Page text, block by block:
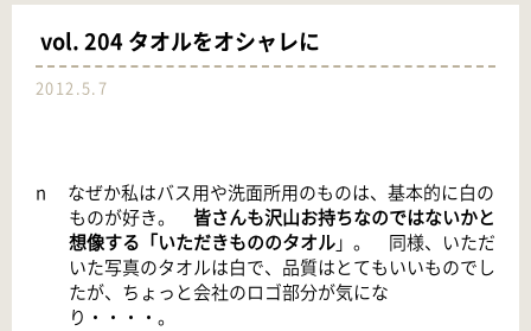
vol. 204 タオルをオシャレに
2012.5.7
n
なぜか私はバス用や洗面所用のものは、基本的に白の
ものが好き。 皆さんも沢山お持ちなのではないかと
想像する「いただきもののタオル」。 同様、いただ
いた写真のタオルは白で、品質はとてもいいものでし
たが、ちょっと会社のロゴ部分が気にな
り・・・・。